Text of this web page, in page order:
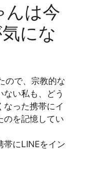
んは今
にな
ので、宗教的な
い私も、どう
なった携帯にイ
のを記憶してい
にLINEをイン